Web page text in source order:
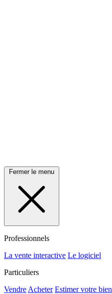
Fermer le menu
Professionnels
La vente interactive Le logiciel
Particuliers
Vendre Acheter Estimer votre bien